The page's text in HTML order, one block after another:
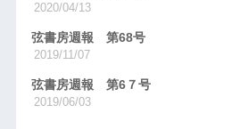
2020/04/13
弦書房週報 第68号
2019/11/07
弦書房週報 第6７号
2019/06/03